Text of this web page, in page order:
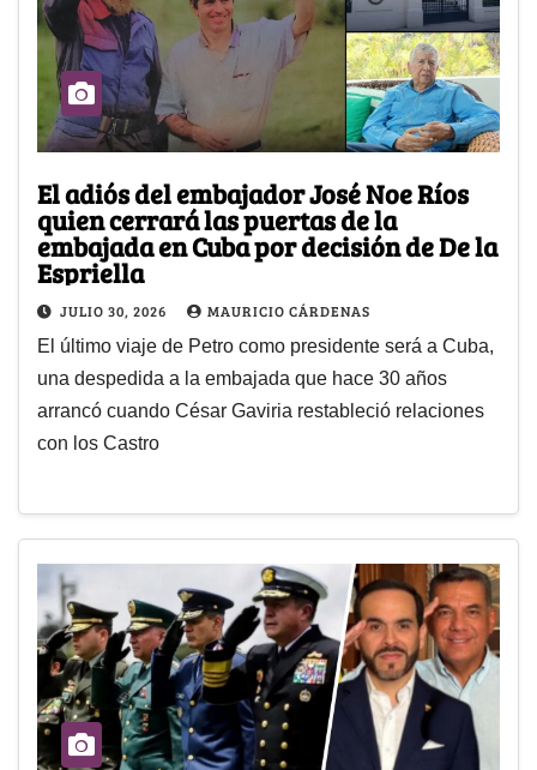
El adiós del embajador José Noe Ríos
quien cerrará las puertas de la
embajada en Cuba por decisión de De la
Espriella
JULIO 30, 2026 MAURICIO CÁRDENAS
El último viaje de Petro como presidente será a Cuba,
una despedida a la embajada que hace 30 años
arrancó cuando César Gaviria restableció relaciones
con los Castro